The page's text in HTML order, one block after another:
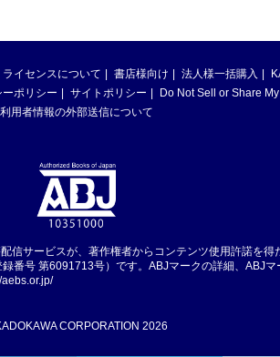
ライセンスについて 書店様向け 法人様一括購入
ポリシー サイトポリシー
Do Not Sell or Share
利用者情報の外部送信について
信サービスが、著作権者からコンテンツ使用許諾を得
番号 第6091713号）です。ABJマークの詳細、ABJマ
aebs.or.jp/
CORPORATION 2026